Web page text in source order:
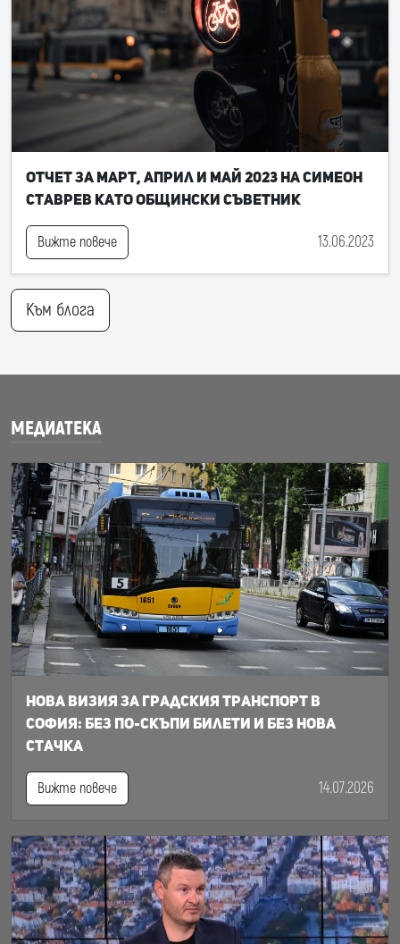
Отчет за март, април и май 2023 на Симеон
Ставрев като общински съветник
Вижте повече 13.06.2023
Към блога
МЕДИАТЕКА
Нова визия за градския транспорт в
София: Без по-скъпи билети и без нова
стачка
Вижте повече 14.07.2026